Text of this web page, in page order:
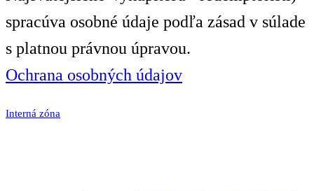
spracúva osobné údaje podľa zásad v súlade
s platnou právnou úpravou.
Ochrana osobných údajov
Interná zóna